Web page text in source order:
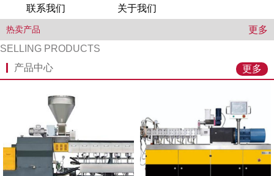
联系我们 关于我们
热卖产品
更多
SELLING PRODUCTS
产品中心
更多